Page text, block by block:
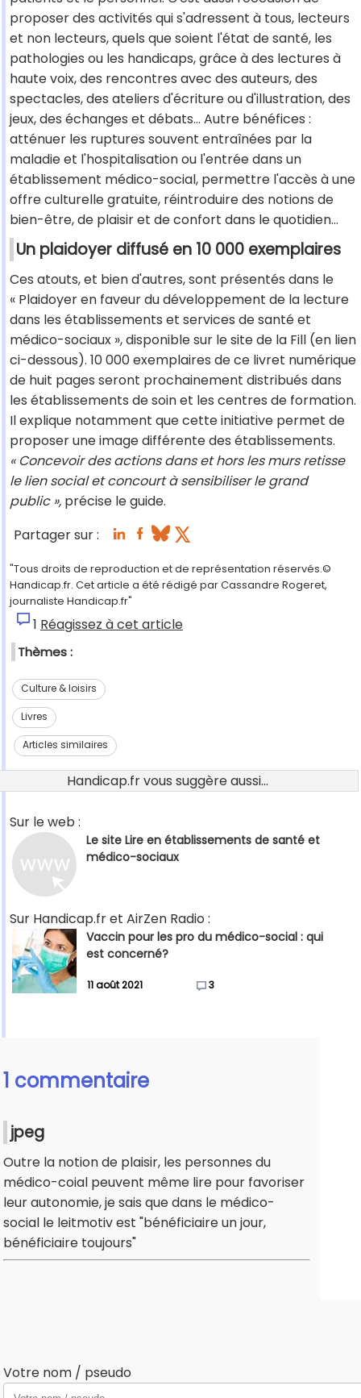
proposer des activités qui s'adressent à tous, lecteurs
et non lecteurs, quels que soient l'état de santé, les
pathologies ou les handicaps, grâce à des lectures à
haute voix, des rencontres avec des auteurs, des
spectacles, des ateliers d'écriture ou d'illustration, des
jeux, des échanges et débats… Autre bénéfices :
atténuer les ruptures souvent entraînées par la
maladie et l'hospitalisation ou l'entrée dans un
établissement médico-social, permettre l'accès à une
offre culturelle gratuite, réintroduire des notions de
bien-être, de plaisir et de confort dans le quotidien…
Un plaidoyer diffusé en 10 000 exemplaires
Ces atouts, et bien d'autres, sont présentés dans le
« Plaidoyer en faveur du développement de la lecture
dans les établissements et services de santé et
médico-sociaux », disponible sur le site de la Fill (en lien
ci-dessous). 10 000 exemplaires de ce livret numérique
de huit pages seront prochainement distribués dans
les établissements de soin et les centres de formation.
Il explique notamment que cette initiative permet de
proposer une image différente des établissements.
« Concevoir des actions dans et hors les murs retisse
le lien social et concourt à sensibiliser le grand
public », précise le guide.
Partager sur :
"Tous droits de reproduction et de représentation réservés.©
Handicap.fr. Cet article a été rédigé par Cassandre Rogeret,
journaliste Handicap.fr"
1 Réagissez à cet article
Thèmes :
Culture & loisirs
Livres
Articles similaires
Handicap.fr vous suggère aussi...
Sur le web :
Le site Lire en établissements de santé et
médico-sociaux
Sur Handicap.fr et AirZen Radio :
Vaccin pour les pro du médico-social : qui
est concerné?
11 août 2021 3
1 commentaire
jpeg
Outre la notion de plaisir, les personnes du
médico-coial peuvent même lire pour favoriser
leur autonomie, je sais que dans le médico-
social le leitmotiv est "bénéficiaire un jour,
bénéficiaire toujours"
Votre nom / pseudo